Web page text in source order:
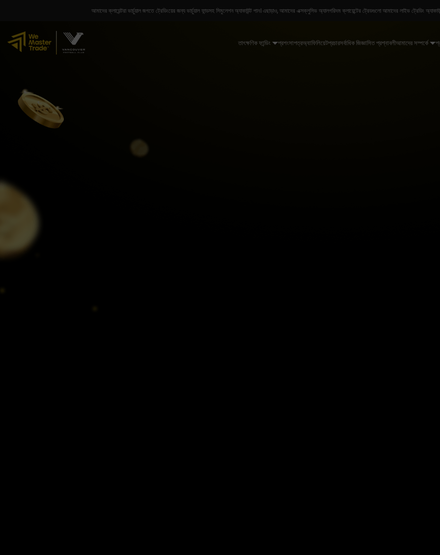
আমাদের ক্লায়েন্টরা ভার্চুয়াল জগতে ট্রেডিংয়ের জন্য ভার্চুয়াল ফান্ডসহ সিমুলেশন অ্যাকাউন্ট পান। এছাড়াও, আমাদের এক্সক্লুসিভ অ্যালগরিদম ক্লায়েন্টের ট্রেডগুলো আমাদের লাইভ ট্রেডিং
তাৎক্ষণিক ফান্ডিং প্রশংসাপত্রঅ্যাফিলিয়েটপ্রচারসর্বাধিক জিজ্ঞাসিত প্রশ্নাবলীআমাদের সম্পর্কে